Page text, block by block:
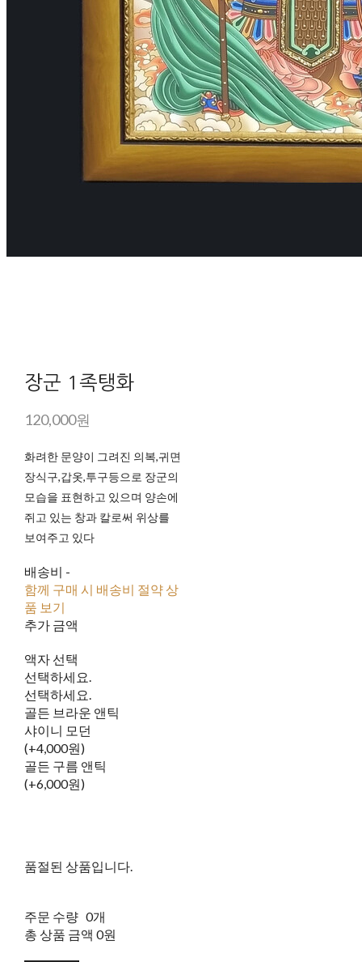
장군 1족탱화
120,000원
화려한 문양이 그려진 의복,귀면
장식구,갑옷,투구등으로 장군의
모습을 표현하고 있으며 양손에
쥐고 있는 창과 칼로써 위상를
보여주고 있다
배송비 -
함께 구매 시 배송비 절약 상
품 보기
추가 금액
액자 선택
선택하세요.
선택하세요.
골든 브라운 앤틱
샤이니 모던
(+4,000원)
골든 구름 앤틱
(+6,000원)
품절된 상품입니다.
주문 수량 0개
총 상품 금액 0원